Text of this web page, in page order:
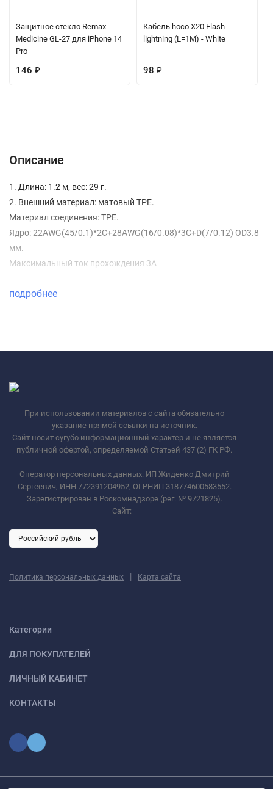
Защитное стекло Remax
Medicine GL-27 для iPhone 14
Pro
146 ₽
Кабель hoco X20 Flash
lightning (L=1M) - White
98 ₽
Описание
1. Длина: 1.2 м, вес: 29 г.
2. Внешний материал: матовый TPE.
Материал соединения: TPE.
Ядро: 22AWG(45/0.1)*2C+28AWG(16/0.08)*3C+D(7/0.12) OD3.8
мм.
Максимальный ток прохождения 3A
подробнее
При использовании материалов с сайта обязательно
указание прямой ссылки на источник.
Сайт носит сугубо информационный характер и не является
публичной офертой, определяемой Статьей 437 (2) ГК РФ.
Оператор персональных данных: ИП Жиденко Дмитрий
Сергеевич, ИНН 772391204952, ОГРНИП 318774600583552.
Зарегистрирован в Роскомнадзоре (рег. № 9721825).
Сайт:
Политика персональных данных | Карта сайта
Категории
ДЛЯ ПОКУПАТЕЛЕЙ
ЛИЧНЫЙ КАБИНЕТ
КОНТАКТЫ